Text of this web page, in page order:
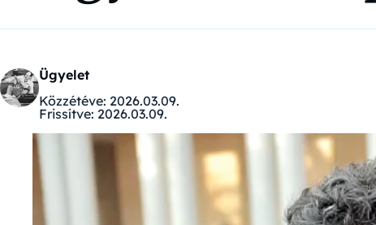
Ügyelet
Közzétéve: 2026.03.09.
Frissítve: 2026.03.09.